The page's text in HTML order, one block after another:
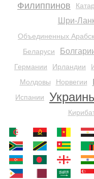
Филиппинов
Шри-
Объединенных
Беларуси
Германии
Ирландии
Молдовы
Норвегии
Испании